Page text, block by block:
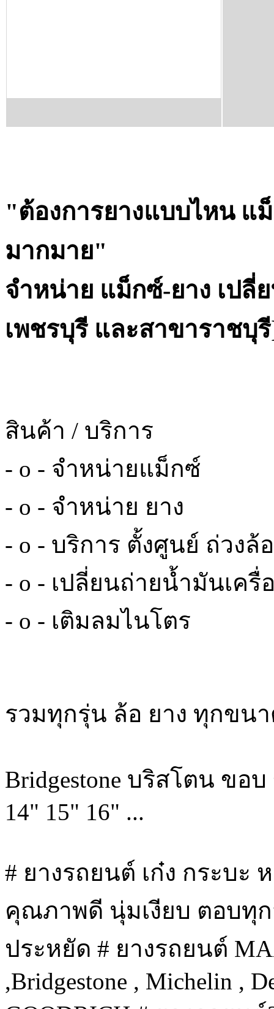
"ต้องการยางแบบไหน แ
มากมาย"
จำหน่าย แม็กซ์-ยาง เปลี่
เพชรบุรี และสาขาราชบุ
สินค้า / บริการ
- o - จำหน่ายแม็กซ์
- o - จำหน่าย ยาง
- o - บริการ ตั้งศูนย์ ถ่วงล้
- o - เปลี่ยนถ่ายน้ำมันเค
- o - เติมลมไนโตร
รวมทุกรุ่น ล้อ ยาง ทุกขน
Bridgestone บริสโตน ขอ
14" 15" 16" ...
# ยางรถยนต์ เก๋ง กระบะ
คุณภาพดี นุ่มเงียบ ตอบทุ
ประหยัด # ยางรถยนต์
,Bridgestone , Michelin ,